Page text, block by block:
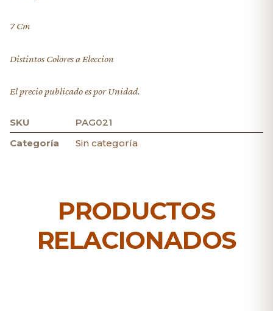
7 Cm
Distintos Colores a Eleccion
El precio publicado es por Unidad.
SKU
PAG021
Categoría
Sin categoría
PRODUCTOS
RELACIONADOS